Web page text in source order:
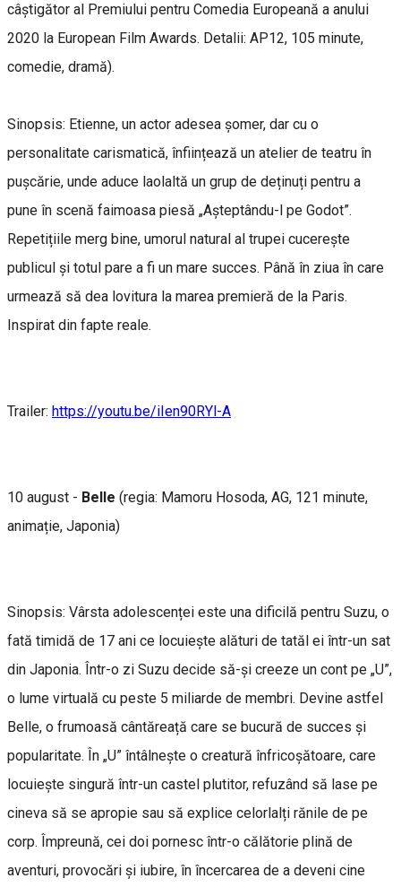
câștigător al Premiului pentru Comedia Europeană a anului
2020 la European Film Awards. Detalii: AP12, 105 minute,
comedie, dramă).
Sinopsis: Etienne, un actor adesea șomer, dar cu o
personalitate carismatică, înființează un atelier de teatru în
pușcărie, unde aduce laolaltă un grup de deținuți pentru a
pune în scenă faimoasa piesă „Așteptându-l pe Godot”.
Repetițiile merg bine, umorul natural al trupei cucerește
publicul și totul pare a fi un mare succes. Până în ziua în care
urmează să dea lovitura la marea premieră de la Paris.
Inspirat din fapte reale.
Trailer: https://youtu.be/iIen90RYl-A
10 august - Belle (regia: Mamoru Hosoda, AG, 121 minute,
animație, Japonia)
Sinopsis: Vârsta adolescenței este una dificilă pentru Suzu, o
fată timidă de 17 ani ce locuiește alături de tatăl ei într-un sat
din Japonia. Într-o zi Suzu decide să-și creeze un cont pe „U”,
o lume virtuală cu peste 5 miliarde de membri. Devine astfel
Belle, o frumoasă cântăreață care se bucură de succes și
popularitate. În „U” întâlnește o creatură înfricoșătoare, care
locuiește singură într-un castel plutitor, refuzând să lase pe
cineva să se apropie sau să explice celorlalți rănile de pe
corp. Împreună, cei doi pornesc într-o călătorie plină de
aventuri, provocări și iubire, în încercarea de a deveni cine